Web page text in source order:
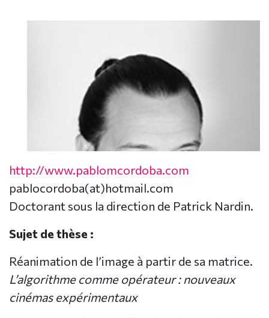
http://www.pablomcordoba.com
pablocordoba(at)hotmail.com
Doctorant sous la direction de Patrick Nardin.
Sujet de thèse :
Réanimation de l’image à partir de sa matrice.
L’algorithme comme opérateur : nouveaux
cinémas expérimentaux